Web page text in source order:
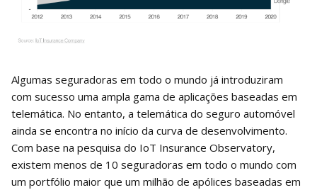
Algumas seguradoras em todo o mundo já introduziram
com sucesso uma ampla gama de aplicações baseadas em
telemática. No entanto, a telemática do seguro automóvel
ainda se encontra no início da curva de desenvolvimento.
Com base na pesquisa do IoT Insurance Observatory,
existem menos de 10 seguradoras em todo o mundo com
um portfólio maior que um milhão de apólices baseadas em